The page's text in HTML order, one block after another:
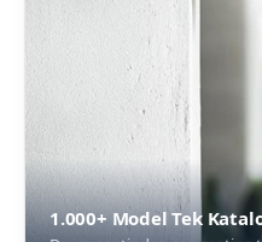
1.000+ Model Tek